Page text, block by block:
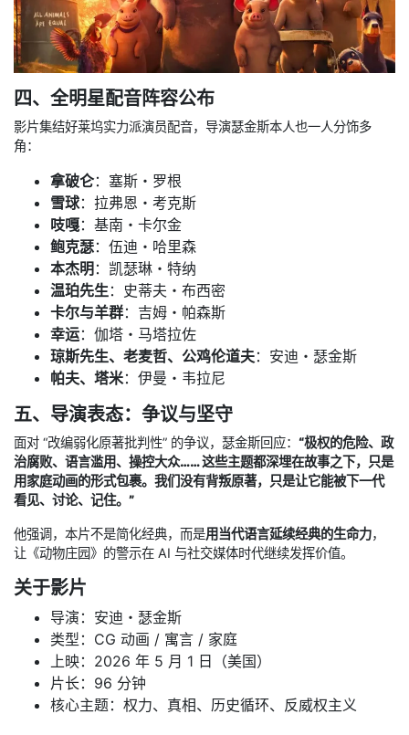
四、全明星配音阵容公布
影片集结好莱坞实力派演员配音，导演瑟金斯本人也一人分饰多
角：
拿破仑：塞斯・罗根
雪球：拉弗恩・考克斯
吱嘎：基南・卡尔金
鲍克瑟：伍迪・哈里森
本杰明 ：凯瑟琳・特纳
温珀先生：史蒂夫・布西密
卡尔与羊群：吉姆・帕森斯
幸运：伽塔・马塔拉佐
琼斯先生、老麦哲、公鸡伦道夫：安迪・瑟金斯
帕夫、塔米：伊曼・韦拉尼
五、导演表态：争议与坚守
面对 “改编弱化原著批判性” 的争议，瑟金斯回应： “极权的危险、政
治腐败、语言滥用、操控大众…… 这些主题都深埋在故事之下，只是
用家庭动画的形式包裹。我们没有背叛原著，只是让它能被下一代
看见、讨论、记住。”
他强调，本片不是简化经典，而是用当代语言延续经典的生命力，
让《动物庄园》的警示在 AI 与社交媒体时代继续发挥价值。
关于影片
导演：安迪・瑟金斯
类型：CG 动画 / 寓言 / 家庭
上映：2026 年 5 月 1 日（美国）
片长：96 分钟
核心主题：权力、真相、历史循环、反威权主义